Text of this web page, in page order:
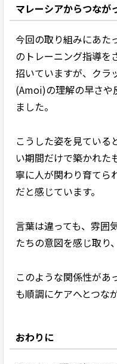
マレーシアからつなが
今回の取り組みにあた
のトレーニング指導を
招いていますが、クラ
(Amoi)の理解の早さや
ました。
こうした姿を見ている
い期間だけで築かれた
寧に人が関わり育てら
だと感じています。
言葉は違っても、雰囲
たちの意図を感じ取り
このような関係性があ
も順調にケアへとつな
おわりに